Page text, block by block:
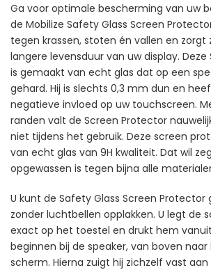
Ga voor optimale bescherming van uw
de Mobilize Safety Glass Screen
tegen krassen, stoten én vallen en zorgt
langere levensduur van uw display.
is gemaakt van echt glas dat op een
gehard. Hij is slechts 0,3 mm dun en
negatieve invloed op uw touchscreen.
randen valt de Screen Protector
niet tijdens het gebruik. Deze screen
van echt glas van 9H kwaliteit. Dat wil
opgewassen is tegen bijna alle
U kunt de Safety Glass Screen Protector
zonder luchtbellen opplakken. U legt de
exact op het toestel en drukt hem
beginnen bij de speaker, van boven
scherm. Hierna zuigt hij zichzelf vast